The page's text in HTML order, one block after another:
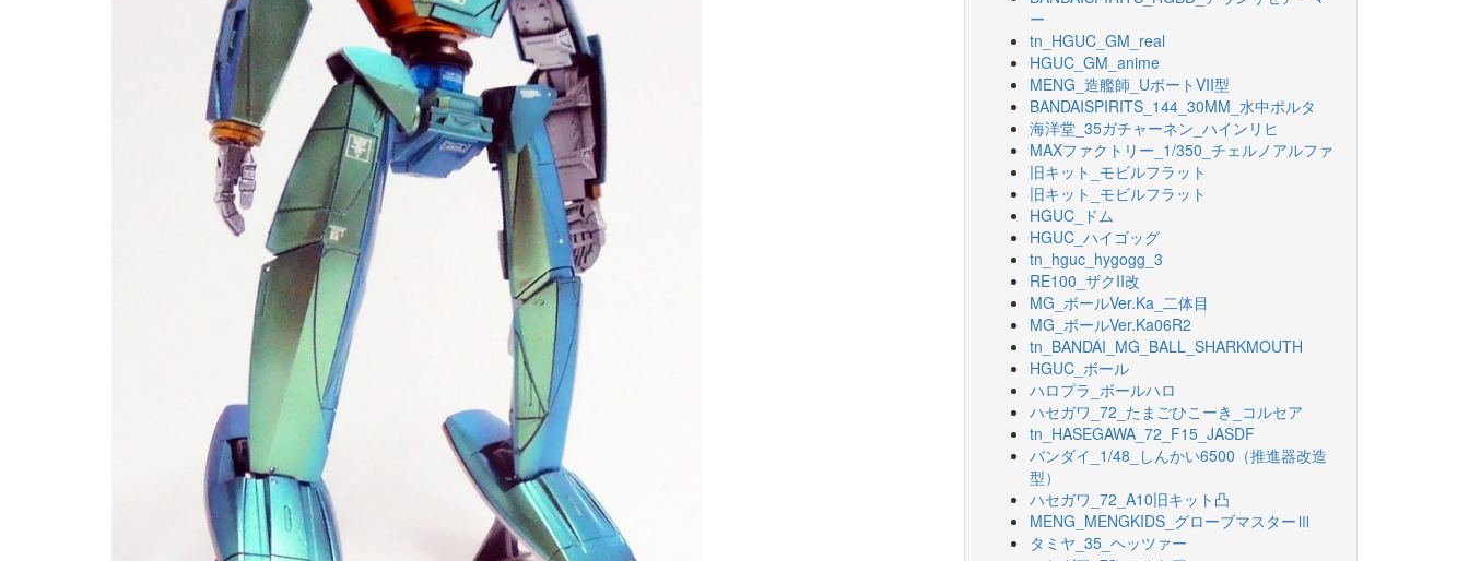
ー
tn_HGUC_GM_real
HGUC_GM_anime
MENG_造艦師_UボートVII型
BANDAISPIRITS_144_30MM_水中ポルタ
海洋堂_35ガチャーネン_ハインリヒ
MAXファクトリー_1/350_チェルノアルファ
旧キット_モビルフラット
旧キット_モビルフラット
HGUC_ドム
HGUC_ハイゴッグ
tn_hguc_hygogg_3
RE100_ザクII改
MG_ボールVer.Ka_二体目
MG_ボールVer.Ka06R2
tn_BANDAI_MG_BALL_SHARKMOUTH
HGUC_ボール
ハロプラ_ボールハロ
ハセガワ_72_たまごひこーき_コルセア
tn_HASEGAWA_72_F15_JASDF
バンダイ_1/48_しんかい6500（推進器改造
型）
ハセガワ_72_A10旧キット凸
MENG_MENGKIDS_グローブマスターⅢ
タミヤ_35_ヘッツァー